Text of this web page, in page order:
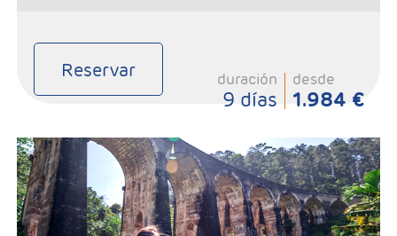
Reservar duración
9 días
desde
1.984 €
- Salidas: Martes
- Ruta: Kandy 2 noches, Habarana 2 noches, Galle 1 noche, Yala 1
noche, Haputale 1 noche y Negombo 1 noche
- Categoría hotelera: Unica
- Régimen: 8 Desayunos, 7 comidas y 7 cenas
SE NECESITA VISADO PARA VIAJAR A SRI LANKA